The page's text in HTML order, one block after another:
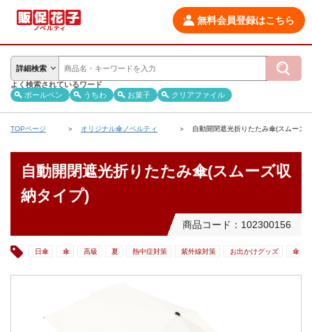
無料会員登録はこちら
詳細検索
よく検索されているワード
ボールペン
うちわ お菓子 クリアファイル
TOPページ オリジナル傘ノベルティ 自動開閉遮光折りたたみ傘(スムーズ
自動開閉遮光折りたたみ傘(スムーズ収
納タイプ)
商品コード：102300156
日傘 傘 高級 夏 熱中症対策 紫外線対策 お出かけグッズ 傘・